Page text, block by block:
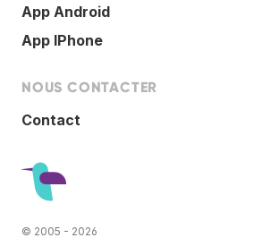
App Android
App IPhone
NOUS CONTACTER
Contact
© 2005 - 2026